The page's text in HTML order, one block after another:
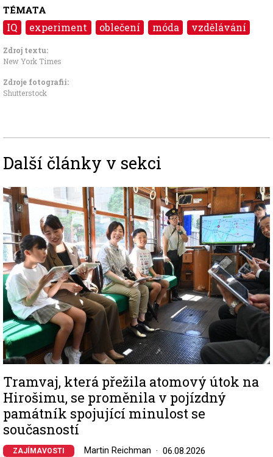
TÉMATA
IQ experiment oblečení móda vzdělávání
Zdroj textu:
New York Times
Zdroje fotografii:
Shutterstock
Další články v sekci
Image
Tramvaj, která přežila atomový útok na
Hirošimu, se proměnila v pojízdný
památník spojující minulost se
současností
ZAJÍMAVOSTI Martin Reichman 06.08.2026